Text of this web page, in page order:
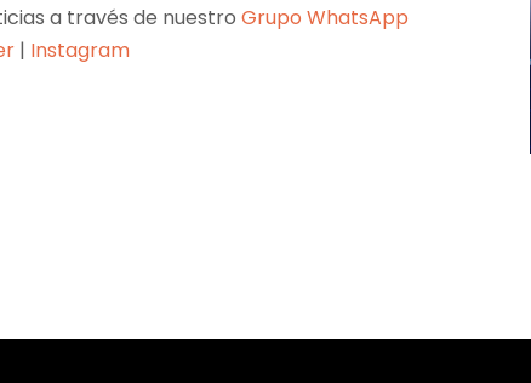
a través de nuestroGrupo WhatsApp
| Instagram